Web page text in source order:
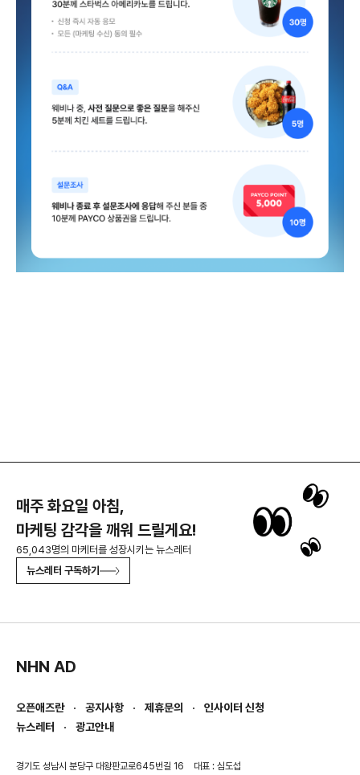
매주 화요일 아침,
마케팅 감각을 깨워 드릴게요!
65,043명의 마케터를 성장시키는 뉴스레터
뉴스레터 구독하기
NHN AD
오픈애즈란 공지사항 제휴문의
인사이터 신청
뉴스레터
광고안내
경기도 성남시 분당구 대왕판교로645번길 16 대표 : 심도섭